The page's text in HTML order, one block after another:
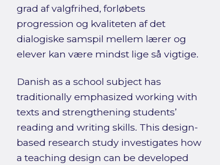
grad af valgfrihed, forløbets
progression og kvaliteten af det
dialogiske samspil mellem lærer og
elever kan være mindst lige så vigtige.
Danish as a school subject has
traditionally emphasized working with
texts and strengthening students’
reading and writing skills. This design-
based research study investigates how
a teaching design can be developed